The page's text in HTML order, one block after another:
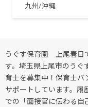
九州/沖縄
うぐす保育園 上尾春日
す。埼玉県上尾市のう
育士を募集中！保育士バ
サポートしています。履
での「面接官に伝わる自